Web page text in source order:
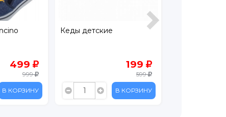
199
599
В КОРЗИНУ
Слипоны Palloncino
499
999
В КОРЗИНУ